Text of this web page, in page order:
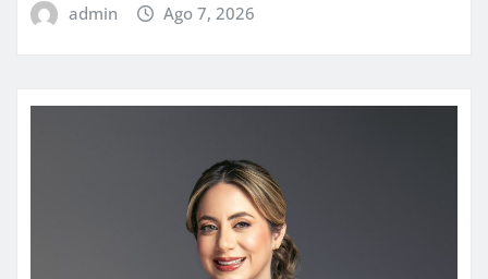
admin Ago 7, 2026